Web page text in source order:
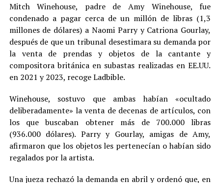
Mitch Winehouse, padre de Amy Winehouse, fue
condenado a pagar cerca de un millón de libras (1,3
millones de dólares) a Naomi Parry y Catriona Gourlay,
después de que un tribunal desestimara su demanda por
la venta de prendas y objetos de la cantante y
compositora británica en subastas realizadas en EE.UU.
en 2021 y 2023, recoge Ladbible.
Winehouse, sostuvo que ambas habían «ocultado
deliberadamente» la venta de decenas de artículos, con
los que buscaban obtener más de 700.000 libras
(936.000 dólares). Parry y Gourlay, amigas de Amy,
afirmaron que los objetos les pertenecían o habían sido
regalados por la artista.
Una jueza rechazó la demanda en abril y ordenó que, en